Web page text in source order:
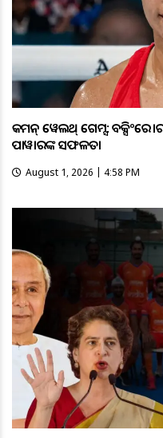
କମନ୍ ୱେଲଥ୍ ଗେମ୍ସ: ବକ୍ସିଂରେ
ପାୱାରଙ୍କ ସଫଳତା
August 1, 2026 | 4:58 PM